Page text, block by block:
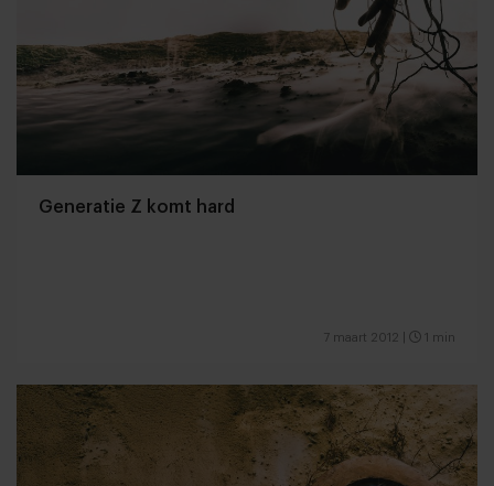
Generatie Z komt hard
7 maart 2012 1 min